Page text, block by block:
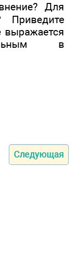
Для
Приведите
выражается
в
Следующая